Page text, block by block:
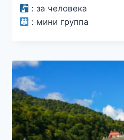
: за человека
: мини группа